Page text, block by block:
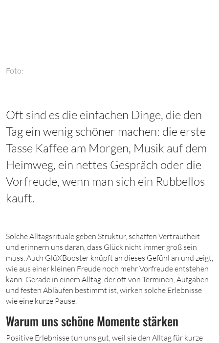
Foto:
Oft sind es die einfachen Dinge, die den
Tag ein wenig schöner machen: die erste
Tasse Kaffee am Morgen, Musik auf dem
Heimweg, ein nettes Gespräch oder die
Vorfreude, wenn man sich ein Rubbellos
kauft.
Solche Alltagsrituale geben Struktur, schaffen Vertrautheit
und erinnern uns daran, dass Glück nicht immer groß sein
muss. Auch GlüXBooster knüpft an dieses Gefühl an und zeigt,
wie aus einer kleinen Freude noch mehr Vorfreude entstehen
kann. Gerade in einem Alltag, der oft von Terminen, Aufgaben
und festen Abläufen bestimmt ist, wirken solche Erlebnisse
wie eine kurze Pause.
Warum uns schöne Momente stärken
Positive Erlebnisse tun uns gut, weil sie den Alltag für kurze